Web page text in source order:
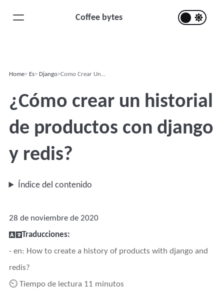
Coffee bytes
Home Es Django Como Crear Un...
¿Cómo crear un historial
de productos con django
y redis?
Índice del contenido
28 de noviembre de 2020
Traducciones:
- en: How to create a history of products with django and
redis?
⏲ Tiempo de lectura 11 minutos